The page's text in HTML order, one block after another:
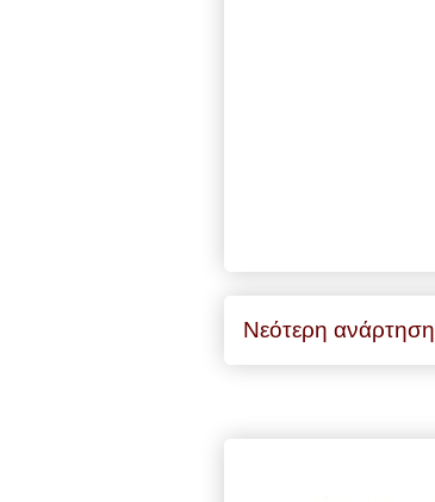
Νεότερη ανάρτηση